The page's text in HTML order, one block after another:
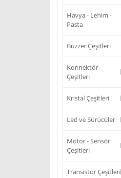
Havya - Lehim -
Pasta
Buzzer Çeşitleri
Konnektör
Çeşitleri
Kristal Çeşitleri
Led ve Sürücüler
Motor - Sensör
Çeşitleri
Transistör Çeşitleri